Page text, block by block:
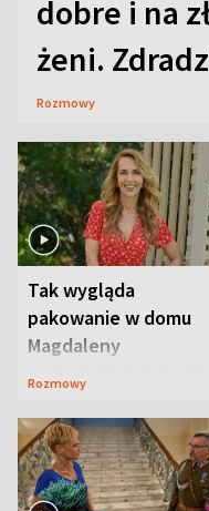
dobre i na
żeni.
Rozmowy
Tak wygląda
pakowanie w domu
Magdaleny
Waligórskiej-Lisieckiej.
Rozmowy